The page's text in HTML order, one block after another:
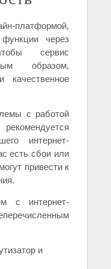
платформой,
через
сервис
образом,
качественное
с работой
интернет-
есть сбои или
привести к
с интернет-
и